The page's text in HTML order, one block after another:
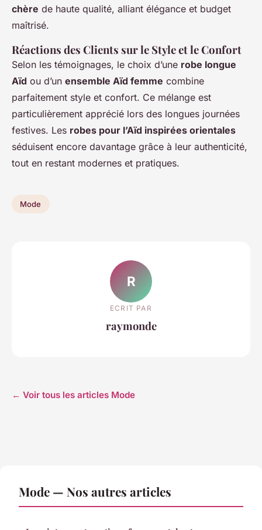
chère de haute qualité, alliant élégance et budget
maîtrisé.
Réactions des Clients sur le Style et le Confort
Selon les témoignages, le choix d’une robe longue
Aïd ou d’un ensemble Aïd femme combine
parfaitement style et confort. Ce mélange est
particulièrement apprécié lors des longues journées
festives. Les robes pour l’Aïd inspirées orientales
séduisent encore davantage grâce à leur authenticité,
tout en restant modernes et pratiques.
Mode
R
ECRIT PAR
raymonde
← Voir tous les articles Mode
Mode — Nos autres articles